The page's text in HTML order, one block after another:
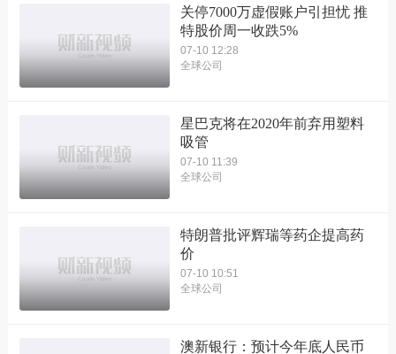
关停7000万虚假账户引担忧 推
特股价周一收跌5%
07-10 12:28
全球公司
星巴克将在2020年前弃用塑料
吸管
07-10 11:39
全球公司
特朗普批评辉瑞等药企提高药
价
07-10 10:51
全球公司
澳新银行：预计今年底人民币